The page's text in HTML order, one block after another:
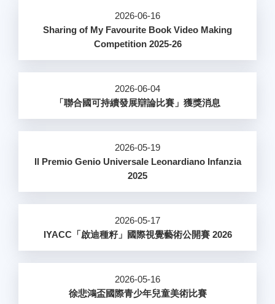
2026-06-16
Sharing of My Favourite Book Video Making
Competition 2025-26
2026-06-04
「聯合國可持續發展辯論比賽」獲獎消息
2026-05-19
Il Premio Genio Universale Leonardiano Infanzia
2025
2026-05-17
IYACC「啟迪種籽」國際視覺藝術公開賽 2026
2026-05-16
徐悲鴻盃國際青少年兒童美術比賽